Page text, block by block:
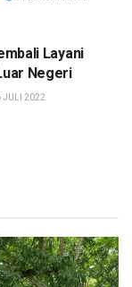
Layani
Negeri
JULI 2022